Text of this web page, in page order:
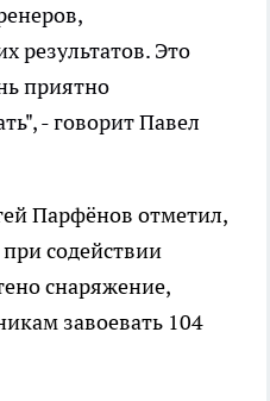
результатов. Это
приятно
- говорит Павел
Парфёнов отметил,
содействии
снаряжение,
завоевать 104